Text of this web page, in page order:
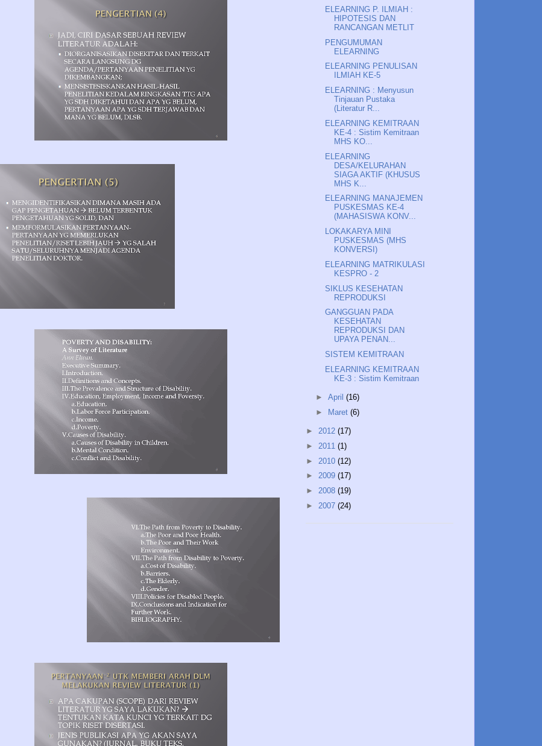
ELEARNING P. ILMIAH :
HIPOTESIS DAN
RANCANGAN METLIT
PENGUMUMAN
ELEARNING
ELEARNING PENULISAN
ILMIAH KE-5
ELEARNING : Menyusun
Tinjauan Pustaka
(Literatur R...
ELEARNING KEMITRAAN
KE-4 : Sistim Kemitraan
MHS KO...
ELEARNING
DESA/KELURAHAN
SIAGA AKTIF (KHUSUS
MHS K...
ELEARNING MANAJEMEN
PUSKESMAS KE-4
(MAHASISWA KONV...
LOKAKARYA MINI
PUSKESMAS (MHS
KONVERSI)
ELEARNING MATRIKULASI
KESPRO - 2
SIKLUS KESEHATAN
REPRODUKSI
GANGGUAN PADA
KESEHATAN
REPRODUKSI DAN
UPAYA PENAN...
SISTEM KEMITRAAN
ELEARNING KEMITRAAN
KE-3 : Sistim Kemitraan
► April (16)
►
Maret (6)
► 2012 (17)
► 2011 (1)
► 2010 (12)
► 2009 (17)
► 2008 (19)
► 2007 (24)